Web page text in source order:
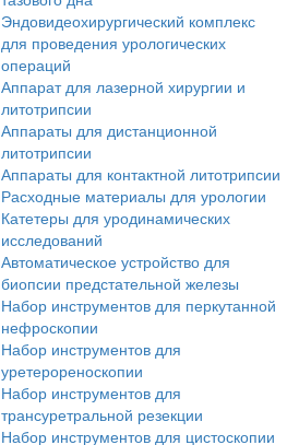
Эндовидеохирургический комплекс
для проведения урологических
операций
Аппарат для лазерной хирургии и
литотрипсии
Аппараты для дистанционной
литотрипсии
Аппараты для контактной литотрипсии
Расходные материалы для урологии
Катетеры для уродинамических
исследований
Автоматическое устройство для
биопсии предстательной железы
Набор инструментов для перкутанной
нефроскопии
Набор инструментов для
уретерореноскопии
Набор инструментов для
трансуретральной резекции
Набор инструментов для цистоскопии